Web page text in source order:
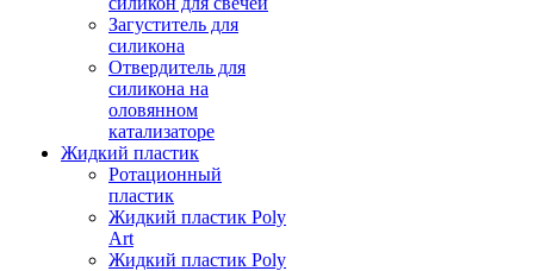
Загуститель для
силикона
Отвердитель для
силикона на
оловянном
катализаторе
Жидкий пластик
Ротационный
пластик
Жидкий пластик Poly
Art
Жидкий пластик Poly